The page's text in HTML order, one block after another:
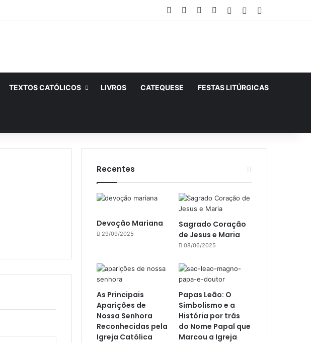
Facebook YouTubeInstagram
Entrar Artigo aleatório
TEXTOS CATÓLICOS LIVROS CATEQUESE FESTAS LITÚRGICAS
Recentes
Devoção Mariana
29/09/2025
Sagrado Coração
de Jesus e Maria
08/06/2025
As Principais
Aparições de
Nossa Senhora
Reconhecidas pela
Igreja Católica
Papas Leão: O
Simbolismo e a
História por trás
do Nome Papal que
Marcou a Igreja